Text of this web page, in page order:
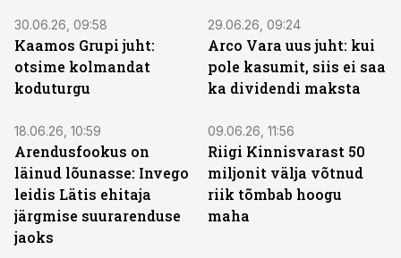
30.06.26, 09:58
Kaamos Grupi juht:
otsime kolmandat
koduturgu
29.06.26, 09:24
Arco Vara uus juht: kui
pole kasumit, siis ei saa
ka dividendi maksta
18.06.26, 10:59
Arendusfookus on
läinud lõunasse: Invego
leidis Lätis ehitaja
järgmise suurarenduse
jaoks
09.06.26, 11:56
Riigi Kinnisvarast 50
miljonit välja võtnud
riik tõmbab hoogu
maha